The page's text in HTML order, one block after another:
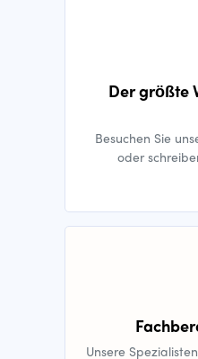
Der größte
Besuchen Sie
oder
Unsere